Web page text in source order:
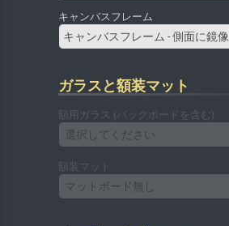
キャンバスフレーム
キャンバスフレーム - 側面に鏡像
ガラスと額装マット
額用ガラス (バックボードを含む)
選択してください
額装マット
マットボード無し